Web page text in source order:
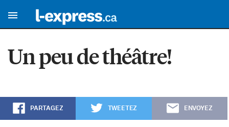
Un peu de théâtre!
PARTAGEZ TWEETEZ ENVOYEZ